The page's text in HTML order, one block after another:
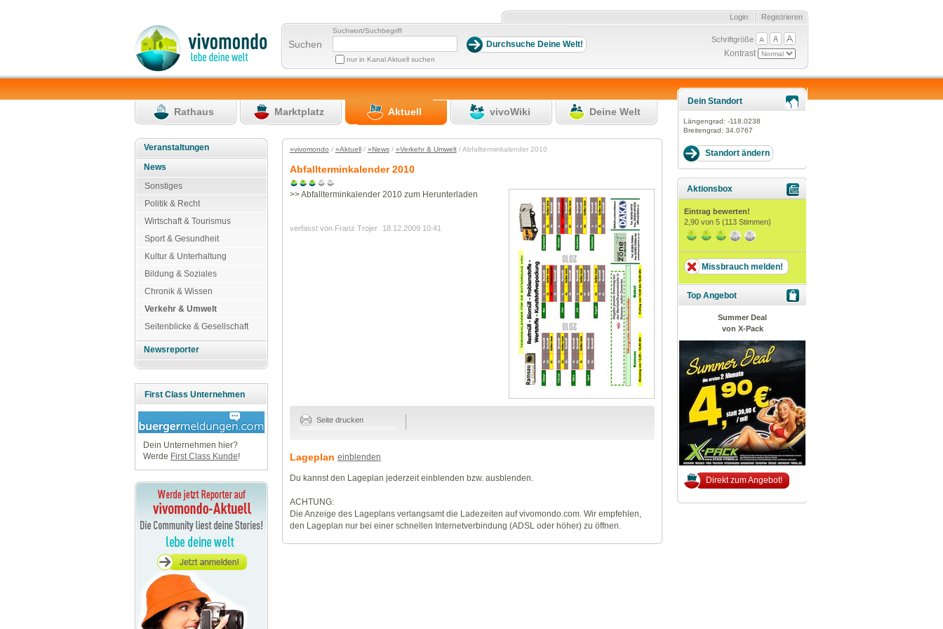
Registrieren
Login
Suchen
Suchwort/Suchbegriff
nur in Kanal Aktuell suchen
Schriftgröße
Kontrast
Rathaus Marktplatz Aktuell vivoWiki Deine Welt
Veranstaltungen
News
Sonstiges
Politik & Recht
Wirtschaft & Tourismus
Sport & Gesundheit
Kultur & Unterhaltung
Bildung & Soziales
Chronik & Wissen
Verkehr & Umwelt
Seitenblicke & Gesellschaft
Newsreporter
First Class Unternehmen
Dein Unternehmen hier?
Werde First Class Kunde!
»vivomondo / »Aktuell/ »News/ »Verkehr & Umwelt/ Abfallterminkalender 2010
Abfallterminkalender 2010
>> Abfallterminkalender 2010 zum Herunterladen
verfasst von Franz Trojer 18.12.2009 10:41
Seite drucken
Lageplan einblenden
Du kannst den Lageplan jederzeit einblenden bzw. ausblenden.
ACHTUNG:
Die Anzeige des Lageplans verlangsamt die Ladezeiten auf vivomondo.com. Wir empfehlen,
den Lageplan nur bei einer schnellen Internetverbindung (ADSL oder höher) zu öffnen.
Dein Standort
Längengrad: -118.0238
Breitengrad: 34.0767
Aktionsbox
Eintrag bewerten!
2,90 von 5 (113 Stimmen)
Missbrauch melden!
Top Angebot
Summer Deal
von X-Pack
Direkt zum Angebot!